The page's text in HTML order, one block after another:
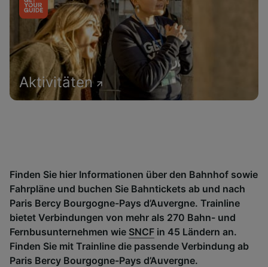
Aktivitäten
Finden Sie hier Informationen über den Bahnhof sowie
Fahrpläne und buchen Sie Bahntickets ab und nach
Paris Bercy Bourgogne-Pays d’Auvergne. Trainline
bietet Verbindungen von mehr als 270 Bahn- und
Fernbusunternehmen wie SNCF in 45 Ländern an.
Finden Sie mit Trainline die passende Verbindung ab
Paris Bercy Bourgogne-Pays d’Auvergne.